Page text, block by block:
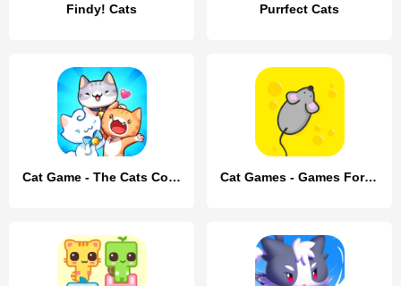
Findy! Cats Purrfect Cats
Cat Game - The Cats Collector! Cat Games - Games For Cats